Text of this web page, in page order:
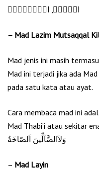
الۤمّۤ, الۤمّۤصۤۚ
– Mad Lazim Mutsaqqal
Mad jenis ini masih
Mad ini terjadi jika ada
pada satu kata atau ayat.
Cara membaca mad ini
Mad Thabi’i atau sekitar
وَﻻَالضَّآلِّينَ اَلصّاخَةُ
– Mad Layin